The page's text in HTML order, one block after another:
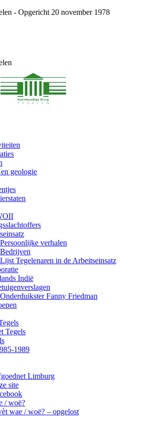
- Opgericht 20 november 1978
geologie
Persoonlijke verhalen
Bedrijven
Lijst Tegelenaren in de Arbeitseinsatz
Indië
Onderduikster Fanny Friedman
Tegels
1989
Limburg
site
/ woë?
wae / woë? – opgelost